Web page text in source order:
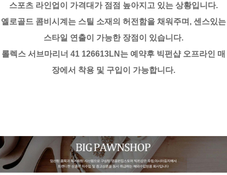
스포츠 라인업이 가격대가 점점 높아지고 있는 상황입니다.
옐로골드 콤비시계는 스틸 소재의 허전함을 채워주며, 센스있는
스타일 연출이 가능한 장점이 있습니다.
롤렉스 서브마리너 41 126613LN는 예약후 빅펀샵 오프라인 매
장에서 착용 및 구입이 가능합니다.